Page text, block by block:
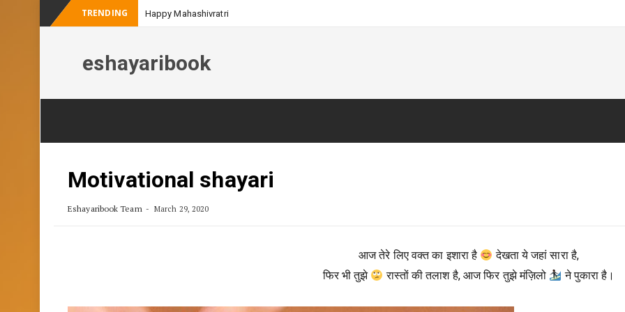
TRENDING Happy Mahashivratri
eshayaribook
Motivational shayari
Eshayaribook Team March 29, 2020
आज तेरे लिए वक्त का इशारा है
देखता ये जहां सारा है,
फिर भी तुझे
रास्तों की तलाश है, आज फिर तुझे मंज़िलो ने पुकारा है।